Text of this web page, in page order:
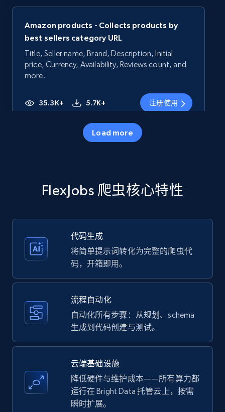
Amazon products - Collects products by
best sellers category URL
Title, Seller name, Brand, Description, Initial
price, Currency, Availability, Reviews count, and
more.
35.3K+ 5.7K+ 注册使用
price, Currency, Availability, Reviews count, and
Amazon products - Collects products by
Title, Seller name, Brand, Description, Initial
price, Currency, Availability, Reviews count, and
Amazon products - find products by using
Load more
FlexJobs 爬虫核心特性
代码生成
将简单提示词转化为完整的爬虫代
码，开箱即用。
流程自动化
自动化所有步骤：从规划、schema
生成到代码创建与测试。
云端基础设施
降低硬件与维护成本——所有算力都
运行在 Bright Data 托管云上，按需
瞬时扩展。